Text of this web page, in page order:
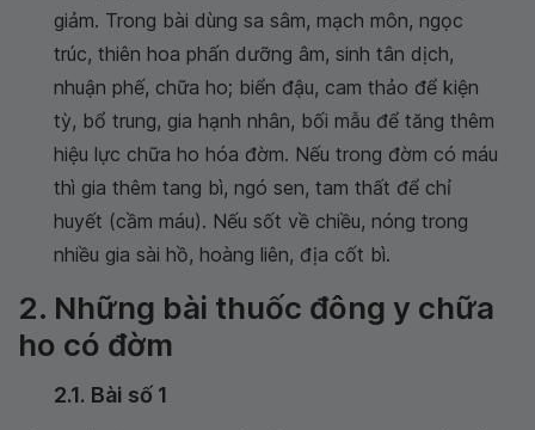
giảm. Trong bài dùng sa sâm, mạch môn, ngọc
trúc, thiên hoa phấn dưỡng âm, sinh tân dịch,
nhuận phế, chữa ho; biển đậu, cam thảo để kiện
tỳ, bổ trung, gia hạnh nhân, bối mẫu để tăng thêm
hiệu lực chữa ho hóa đờm. Nếu trong đờm có máu
thì gia thêm tang bì, ngó sen, tam thất để chỉ
huyết (cầm máu). Nếu sốt về chiều, nóng trong
nhiều gia sài hồ, hoàng liên, địa cốt bì.
2. Những bài thuốc đông y chữa
ho có đờm
2.1. Bài số 1